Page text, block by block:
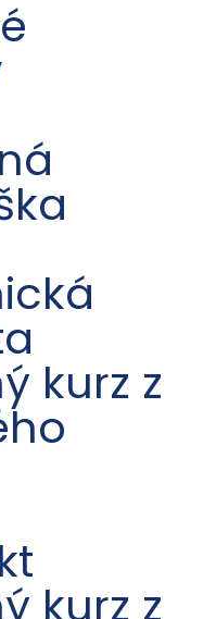
kurz z
kurz z